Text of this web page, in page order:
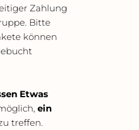
Zahlung
Bitte
können
Etwas
ein
treffen.